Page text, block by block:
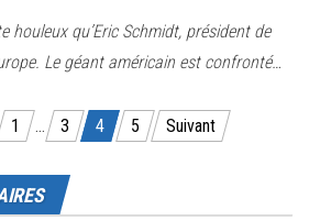
houleux qu’Eric Schmidt, président de
Le géant américain est confronté…
publications
1 … 3 4 5 Suivant